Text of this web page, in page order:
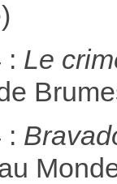
: Le
: